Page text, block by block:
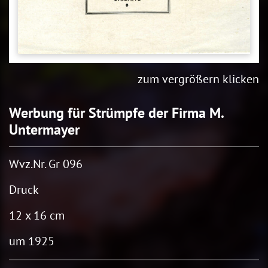
zum vergrößern klicken
Werbung für Strümpfe der Firma M.
Untermayer
Wvz.Nr. Gr 096
Druck
12 x 16 cm
um 1925